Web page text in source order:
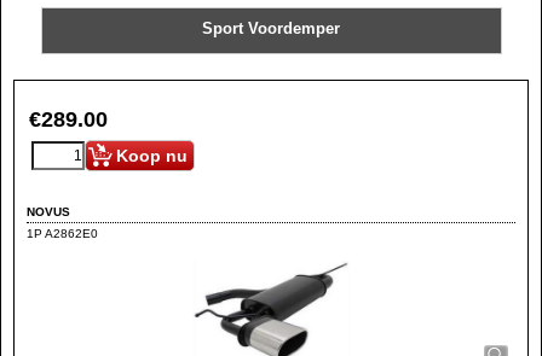
Sport Voordemper
€289.00
Koop nu
NOVUS
1P A2862E0